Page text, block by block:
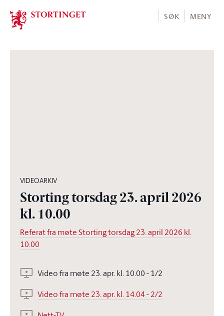
Stortinget.no
SØK MENY
VIDEOARKIV
Storting torsdag 23. april 2026
kl. 10.00
Referat fra møte Storting torsdag 23. april 2026 kl.
10.00
Video fra møte 23. apr. kl. 10.00 - 1/2
Video fra møte 23. apr. kl. 14.04 - 2/2